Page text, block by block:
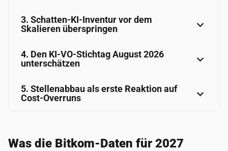
3. Schatten-KI-Inventur vor dem
Skalieren überspringen
4. Den KI-VO-Stichtag August 2026
unterschätzen
5. Stellenabbau als erste Reaktion auf
Cost-Overruns
Was die Bitkom-Daten für 2027